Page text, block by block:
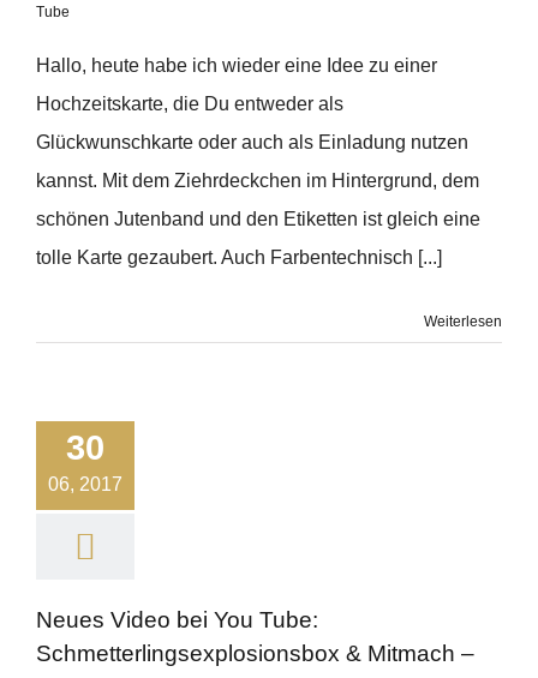
Tube
Hallo, heute habe ich wieder eine Idee zu einer
Hochzeitskarte, die Du entweder als
Glückwunschkarte oder auch als Einladung nutzen
kannst. Mit dem Ziehrdeckchen im Hintergrund, dem
schönen Jutenband und den Etiketten ist gleich eine
tolle Karte gezaubert. Auch Farbentechnisch [...]
Weiterlesen
30
06, 2017
Neues Video bei You Tube:
Schmetterlingsexplosionsbox & Mitmach –